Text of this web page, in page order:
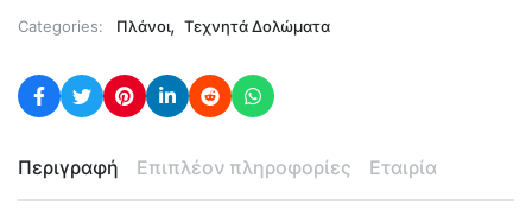
Categories: Πλάνοι, Τεχνητά Δολώματα
Περιγραφή Επιπλέον πληροφορίες Εταιρία